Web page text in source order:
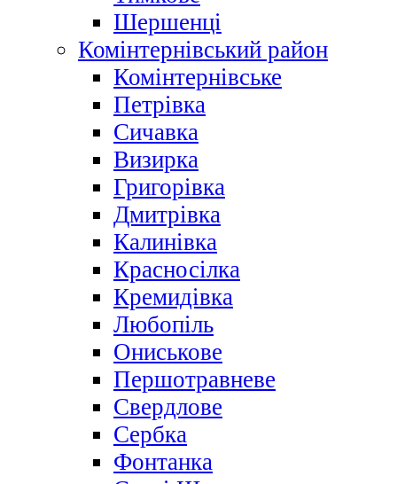
Шершенці
Комінтернівський район
Комінтернівське
Петрівка
Сичавка
Визирка
Григорівка
Дмитрівка
Калинівка
Красносілка
Кремидівка
Любопіль
Ониськове
Першотравневе
Свердлове
Сербка
Фонтанка